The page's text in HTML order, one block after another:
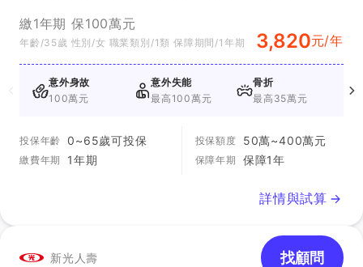
繳1年期 保100萬元
年齡/35歲 性別/女 職業類別/1類 保障期間/1年期 3,820元/年
意外身故
100萬元
意外失能
最高100萬元
骨折
最高35萬元
投保年齡 0~65歲可投保
繳費年期 1年期
投保額度 50萬~400萬元
保障年期 保障1年
詳情與試算
新光人壽 找顧問